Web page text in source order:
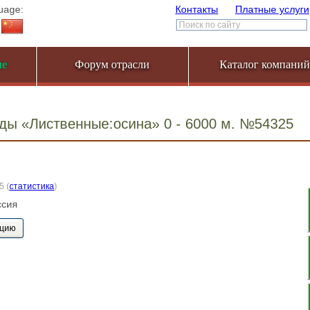
Контакты Платные услуги
Форум отрасли Каталог компаний
«Лиственные:осина» 0 - 6000 м. №54325
(статистика)